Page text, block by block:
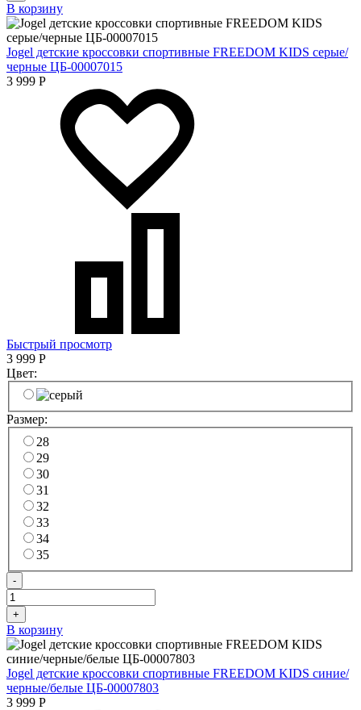
В корзину
Jogel детские кроссовки спортивные FREEDOM KIDS серые/
черные ЦБ-00007015
3 999 Р
Быстрый просмотр
3 999 Р
Цвет:
Размер:
28
29
30
31
32
33
34
35
-
+
В корзину
Jogel детские кроссовки спортивные FREEDOM KIDS синие/
черные/белые ЦБ-00007803
3 999 Р